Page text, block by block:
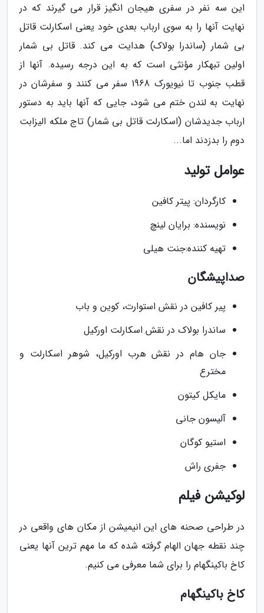
این سه نفر در سفری هیجان انگیز قرار می گیرند که در
نهایت آنها را به سوی ارباب بعدی خود یعنی اسکارلت قاتل
بی شمار (ساندرا بولاک) هدایت می کند. قاتل بی شمار
اولین تبهکار مؤنثی است که به این درجه رسیده. آنها از
قطب جنوب تا نیویورک 1968 سفر می کنند و سفرشان در
نهایت به لندن ختم می شود، جایی که آنها باید به دستور
ارباب جدیدشان (اسکارلت قاتل بی شمار) تاج ملکه الیزابت
دوم را بدزدند اما...
عوامل تولید
کارگردان: پیتر کافین
نویسنده: برایان لینچ
تهیه کننده:جنت هیلی
صداپیشگان
پیر کافین در نقش استوارت، کوین و باب
ساندرا بولاک در نقش اسکارلت اورکیل
جان هام در نقش هرب اورکیل، شوهر اسکارلت و
مخترع
مایکل کیتون
آلیسون جانی
استیو کوگان
جفری راش
لوکیشن فیلم
در طراحی صحنه های این انیمیشن از مکان های واقعی در
چند نقطه جهان الهام گرفته شده که ما مهم ترین آنها یعنی
کاخ باکینگهام را برای شما معرفی می کنیم.
کاخ باکینگهام